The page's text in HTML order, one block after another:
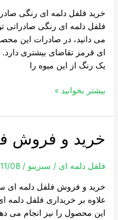
خرید فلفل دلمه ای رنگی
فلفل دلمه ای رنگی صادراتی
می دانید، در صادرات این
ای قرمز تقاضای بیشتری دارد.
یک رنگ از این میوه را
رنگی
صادراتی
بیشتر بخوانید »
خرید و فروش
فلفل دلمه ای / سبزینو/
08
خرید و فروش فلفل دلمه ای
علاوه بر خریداری فلفل
این محصول را نیز انجام می
خرید
فروش
دلمه
ای